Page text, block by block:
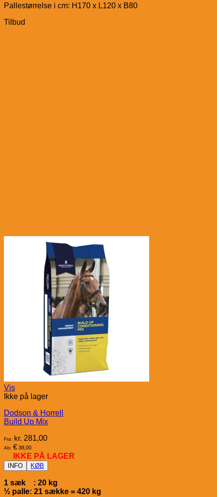
Pallestørrelse i cm: H170 x L120 x B80
Tilbud
Vis
Ikke på lager
Dodson & Horrell
Build Up Mix
Fra: kr. 281,00
Ab: € 38,00
IKKE PÅ LAGER
INFO KØB
1 sæk : 20 kg
½ palle: 21 sække = 420 kg